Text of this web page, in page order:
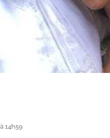
14h59